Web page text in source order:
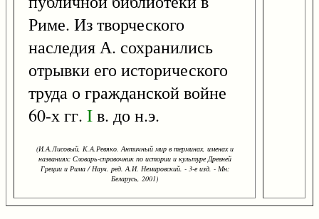
Риме. Из творческого
наследия А. сохранились
отрывки его исторического
труда о гражданской войне
60-х гг. Iв. до н.э.
(И.А.Лисовый, К.А.Ревяко. Античный мир в терминах, именах и
названиях: Словарь-справочник по истории и культуре Древней
Греции и Рима / Науч. ред. А.И. Немировский. - 3-е изд. - Мн:
Беларусь, 2001)